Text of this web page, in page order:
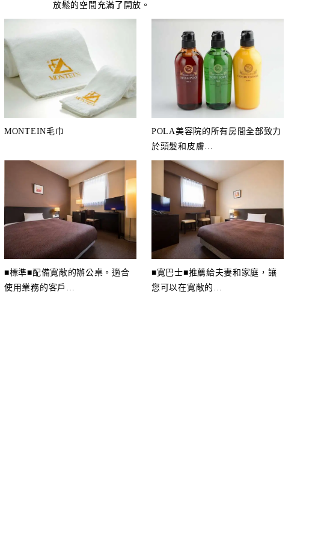
放鬆的空間充滿了開放。
MONTEIN毛巾
POLA美容院的所有房間全部致力
於頭髮和皮膚…
■標準■配備寬敞的辦公桌。適合
使用業務的客戶 …
■寬巴士■推薦給夫妻和家庭，讓
您可以在寬敞的 …